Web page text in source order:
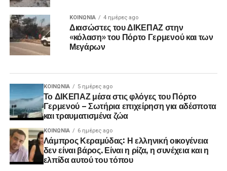
ΚΟΙΝΩΝΊΑ 4 ημέρες ago
Διασώστες του ΔΙΚΕΠΑΖ στην
«κόλαση» του Πόρτο Γερμενού και των
Μεγάρων
ΚΟΙΝΩΝΊΑ 5 ημέρες ago
Το ΔΙΚΕΠΑΖ μέσα στις φλόγες του Πόρτο
Γερμενού – Σωτήρια επιχείρηση για αδέσποτα
και τραυματισμένα ζώα
ΚΟΙΝΩΝΊΑ 6 ημέρες ago
Λάμπρος Κεραμύδας: Η ελληνική οικογένεια
δεν είναι βάρος. Είναι η ρίζα, η συνέχεια και η
ελπίδα αυτού του τόπου